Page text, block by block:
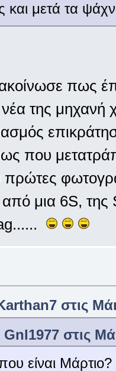
και μετά τα
πως
νέα της
που
από μια 6S,
στις
στις
είναι Μάρτιο?